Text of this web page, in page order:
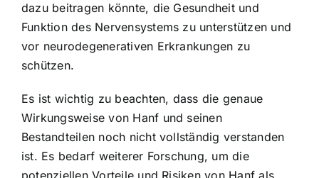
dazu beitragen könnte, die Gesundheit und
Funktion des Nervensystems zu unterstützen und
vor neurodegenerativen Erkrankungen zu
schützen.
Es ist wichtig zu beachten, dass die genaue
Wirkungsweise von Hanf und seinen
Bestandteilen noch nicht vollständig verstanden
ist. Es bedarf weiterer Forschung, um die
potenziellen Vorteile und Risiken von Hanf als